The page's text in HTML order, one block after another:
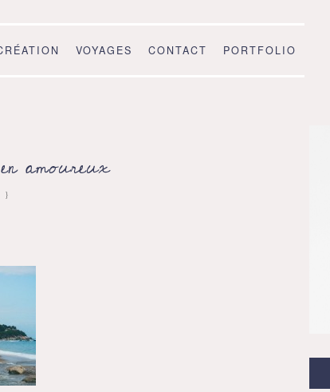
VOYAGES CONTACT PORTFOLIO
amoureux
}